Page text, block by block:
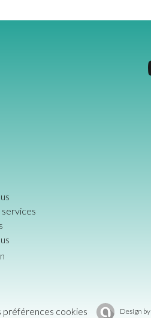
préférences cookies Design by